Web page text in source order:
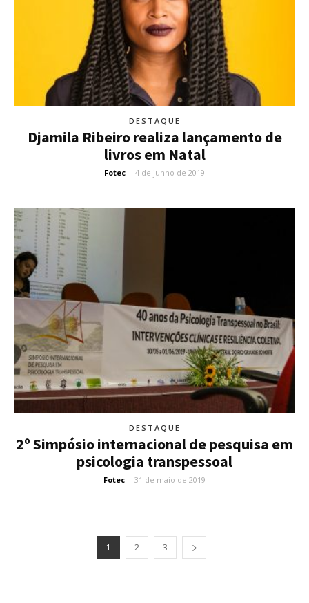
DESTAQUE
Djamila Ribeiro realiza lançamento de
livros em Natal
Fotec - 4 de junho de 2019
DESTAQUE
2º Simpósio internacional de pesquisa em
psicologia transpessoal
Fotec - 31 de maio de 2019
1 2 3